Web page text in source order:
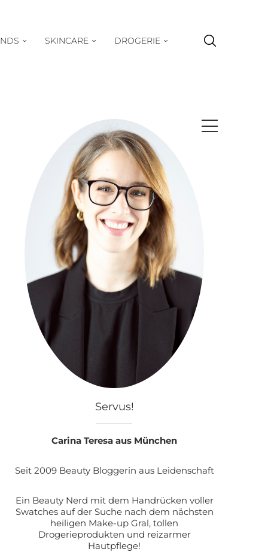
SKINCARE DROGERIE
Servus!
Carina Teresa aus München
Seit 2009 Beauty Bloggerin aus Leidenschaft
Ein Beauty Nerd mit dem Handrücken voller
Swatches auf der Suche nach dem nächsten
heiligen Make-up Gral, tollen
Drogerieprodukten und reizarmer
Hautpflege!